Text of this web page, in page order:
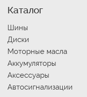
Каталог
Шины
Диски
Моторные масла
Аккумуляторы
Аксессуары
Автосигнализации